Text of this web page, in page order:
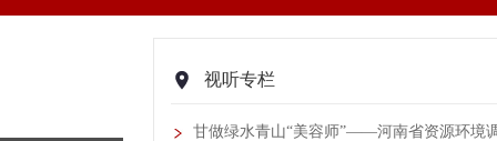
视听专栏
甘做绿水青山“美容师”——河南省资源环境